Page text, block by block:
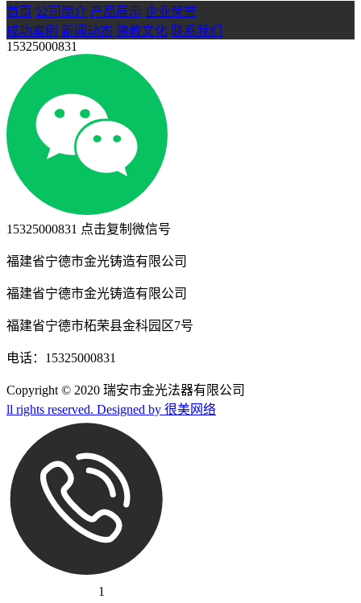
首页 公司简介 产品展示 企业荣誉
成功案例 新闻动态 佛教文化 联系我们
15325000831
15325000831 点击复制微信号
福建省宁德市金光铸造有限公司
福建省宁德市金光铸造有限公司
福建省宁德市柘荣县金科园区7号
电话：15325000831
Copyright © 2020 瑞安市金光法器有限公司
ll rights reserved. Designed by 很美网络
1